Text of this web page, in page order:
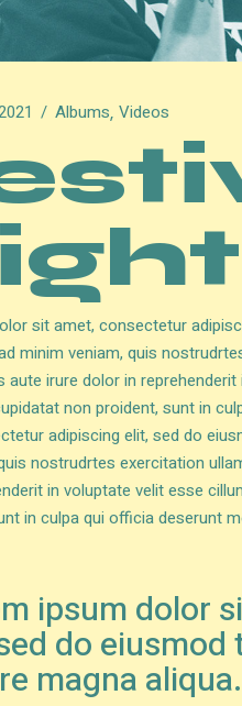
Albums Videos
sit amet, consectetur
minim veniam, quis
aute irure dolor in
non proident, sunt in
adipiscing elit, sed do
nostrudrtes exercitation
in voluptate velit esse
in culpa qui officia deserunt
ipsum dolor
do
magna